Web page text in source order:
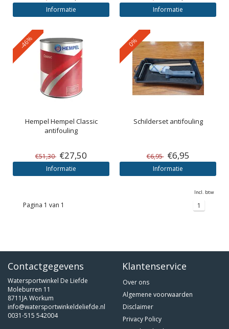
Informatie Informatie
-46%
Hempel Hempel Classic
antifouling
€51,30 €27,50
Informatie
0%
Schilderset antifouling
€6,95 €6,95
Informatie
Incl. btw
Pagina 1 van 1 1
Contactgegevens
Watersportwinkel De Liefde
Moleburren 11
8711JA Workum
info@watersportwinkeldeliefde.nl
0031-515 542004
Klantenservice
Over ons
Algemene voorwaarden
Disclaimer
Privacy Policy